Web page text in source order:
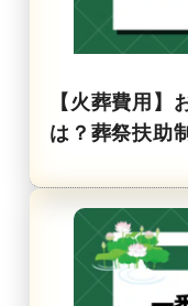
【火葬費用】
は？葬祭扶助